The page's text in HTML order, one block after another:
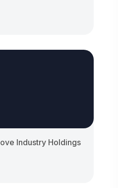
Industry Holdings